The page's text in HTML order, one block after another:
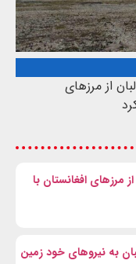
از مرزهای
مرزهای افغانستان با
به نیروهای خود زمین